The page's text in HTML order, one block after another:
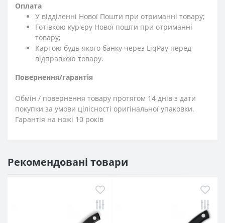
Оплата
У відділенні Нової Пошти при отриманні товару;
Готівкою кур'єру Нової пошти при отриманні
товару;
Картою будь-якого банку через LiqPay перед
відправкою товару.
Повернення/гарантія
Обмін / повернення товару протягом 14 днів з дати
покупки за умови цілісності оригінальної упаковки.
Гарантія на ножі 10 років
Рекомендовані товари